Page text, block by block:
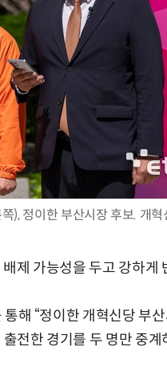
), 정이한 부산시장 후보. 개혁
제 가능성을 두고 강하게
해 “정이한 개혁신당 부
전한 경기를 두 명만 중
AI Native Enterprise를 지원하는 AI Ready Data 플랫폼 활용 전략